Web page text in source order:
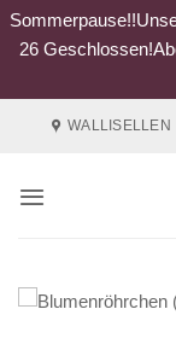
26
WALLISELLEN